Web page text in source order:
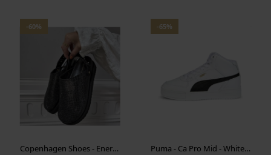
-60%
Copenhagen Shoes - Energy And More - Sort
-65%
Puma - Ca Pro Mid - White Black